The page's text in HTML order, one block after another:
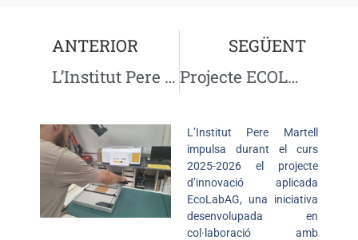
ANTERIOR
L’Institut Pere Martell impulsa la connexió amb el teixit empresarial amb la Setmana de Jornades Tècniques, la Jornada d’Empreses i la 1a Fira Dual
SEGÜENT
Projecte ECOLabAG: Quan l’FP treballa amb reptes reals d’empresa
L’Institut Pere Martell
impulsa durant el curs
2025-2026 el projecte
d’innovació aplicada
EcoLabAG, una iniciativa
desenvolupada en
col·laboració amb